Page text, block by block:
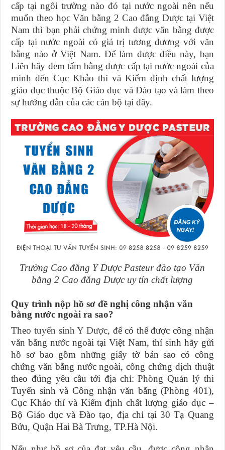
cấp tại ngôi trường nào đó tại nước ngoài nên nếu
muốn theo học Văn bằng 2 Cao đẳng Dược tại Việt
Nam thì bạn phải chứng minh được văn bằng được
cấp tại nước ngoài có giá trị tương đương với văn
bằng nào ở Việt Nam. Để làm được điều này, bạn
Liên hãy đem tấm bằng được cấp tại nước ngoài của
mình đến Cục Khảo thí và Kiểm định chất lượng
giáo dục thuộc Bộ Giáo dục và Đào tạo và làm theo
sự hướng dẫn của các cán bộ tại đây.
Trường Cao đẳng Y Dược Pasteur đào tạo Văn
bằng 2 Cao đẳng Dược uy tín chất lượng
Quy trình nộp hồ sơ đề nghị công nhận văn
bằng nước ngoài ra sao?
Theo tuyển sinh Y Dược, để có thể được công nhận
văn bằng nước ngoài tại Việt Nam, thí sinh hãy gửi
hồ sơ bao gồm những giấy tờ bản sao có công
chứng văn bằng nước ngoài, công chứng dịch thuật
theo đúng yêu cầu tới địa chỉ: Phòng Quản lý thi
Tuyển sinh và Công nhận văn bằng (Phòng 401),
Cục Khảo thí và Kiểm định chất lượng giáo dục –
Bộ Giáo dục và Đào tạo, địa chỉ tại 30 Tạ Quang
Bửu, Quận Hai Bà Trưng, TP.Hà Nội.